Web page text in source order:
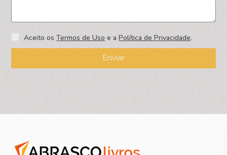
Aceito osTermos de Uso e aPolítica de Privacidade.
Enviar